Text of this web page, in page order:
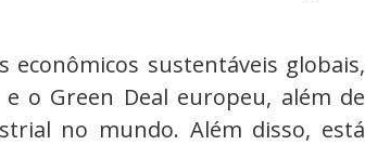
sustentáveis globais,
o Green Deal europeu, além de
no mundo. Além disso, está